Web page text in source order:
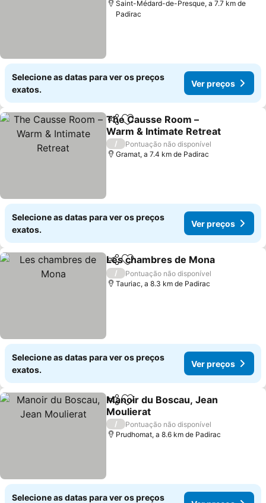
Saint-Médard-de-Presque, a 7.7 km de
Padirac
Selecione as datas para ver os preços
exatos.
Ver preços
PartilharAdicionar aos favoritos
The Causse Room –
Warm & Intimate Retreat
/
Pontuação não disponível
Gramat, a 7.4 km de Padirac
Selecione as datas para ver os preços
exatos.
Ver preços
PartilharAdicionar aos favoritos
Les chambres de Mona
/
Pontuação não disponível
Tauriac, a 8.3 km de Padirac
Selecione as datas para ver os preços
exatos.
Ver preços
PartilharAdicionar aos favoritos
Manoir du Boscau, Jean
Moulierat
/
Pontuação não disponível
Prudhomat, a 8.6 km de Padirac
Selecione as datas para ver os preços